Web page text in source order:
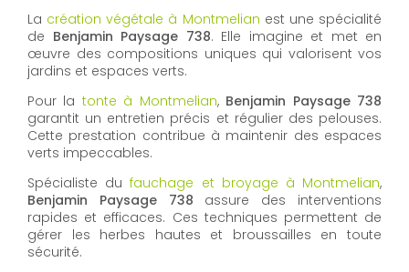
La création végétale à Montmelian est une spécialité
de Benjamin Paysage 738. Elle imagine et met en
œuvre des compositions uniques qui valorisent vos
jardins et espaces verts.
Pour la tonte à Montmelian, Benjamin Paysage 738
garantit un entretien précis et régulier des pelouses.
Cette prestation contribue à maintenir des espaces
verts impeccables.
Spécialiste dufauchage et broyage à Montmelian,
Benjamin Paysage 738 assure des interventions
rapides et efficaces. Ces techniques permettent de
gérer les herbes hautes et broussailles en toute
sécurité.